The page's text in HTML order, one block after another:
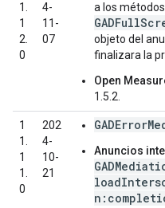
1.
1
2.
0
4-
11-
07
a los métodos
objeto del
finalizara la
Open
1.5.2.
1
1.
1
1.
0
202
4-
10-
21
Anuncios